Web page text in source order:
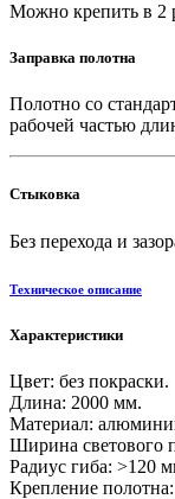
Можно крепить в 2
Заправка полотна
Полотно со
рабочей частью
Стыковка
Без перехода и
Техническое описание
Характеристики
Цвет: без покраски.
Длина: 2000 мм.
Материал:
Ширина светового
Радиус гиба: >120
Крепление